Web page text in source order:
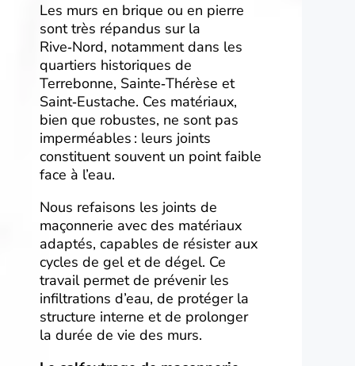
Les murs en brique ou en pierre
sont très répandus sur la
Rive‑Nord, notamment dans les
quartiers historiques de
Terrebonne, Sainte‑Thérèse et
Saint‑Eustache. Ces matériaux,
bien que robustes, ne sont pas
imperméables : leurs joints
constituent souvent un point faible
face à l’eau.
Nous refaisons les joints de
maçonnerie avec des matériaux
adaptés, capables de résister aux
cycles de gel et de dégel. Ce
travail permet de prévenir les
infiltrations d’eau, de protéger la
structure interne et de prolonger
la durée de vie des murs.